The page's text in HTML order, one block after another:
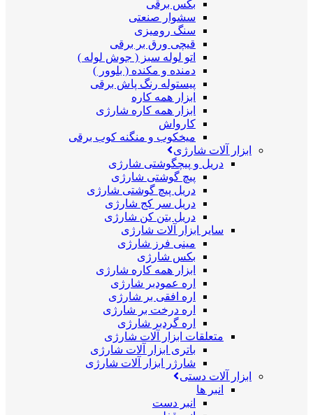
بکس برقی
سشوار صنعتی
سنگ رومیزی
قیچی ورق بر برقی
اتو لوله سبز ( جوش لوله )
دمنده و مکنده ( بلوور )
پیستوله رنگ پاش برقی
ابزار همه کاره
ابزار همه کاره شارژی
کارواش
میخکوب و منگنه کوب برقی
ابزار آلات شارژی
دریل و پیچگوشتی شارژی
پیچ گوشتی شارژی
دریل پیچ گوشتی شارژی
دریل سر کج شارژی
دریل بتن کن شارژی
سایر ابزار آلات شارژی
مینی فرز شارژی
بکس شارژی
ابزار همه کاره شارژی
اره عمودبر شارژی
اره افقی بر شارژی
اره درخت بر شارژی
اره گردبر شارژی
متعلقات ابزار آلات شارژی
باتری ابزار آلات شارژی
شارژر ابزار آلات شارژی
ابزار آلات دستی
انبر ها
انبر دست